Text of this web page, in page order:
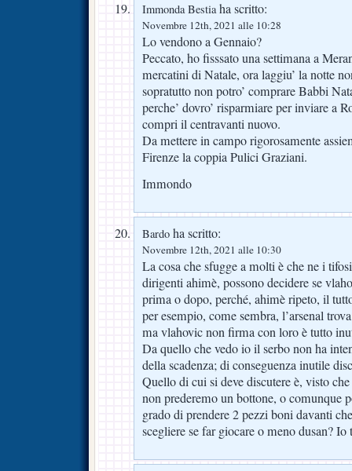
Immonda Bestiaha scritto:
Novembre 12th, 2021 alle 10:28
Lo vendono a Gennaio?
Peccato, ho fisssato una settimana a
mercatini di Natale, ora laggiu’ la notte
sopratutto non potro’ comprare Babbi
perche’ dovro’ risparmiare per inviare a
compri il centravanti nuovo.
Da mettere in campo rigorosamente
Firenze la coppia Pulici Graziani.
Immondo
Bardo ha scritto:
Novembre 12th, 2021 alle 10:30
La cosa che sfugge a molti è che ne i
dirigenti ahimè, possono decidere se
prima o dopo, perché, ahimè ripeto, il
per esempio, come sembra, l’arsenal
ma vlahovic non firma con loro è tutto
Da quello che vedo io il serbo non ha
della scadenza; di conseguenza inutile
Quello di cui si deve discutere è, visto
non prederemo un bottone, o comunque
grado di prendere 2 pezzi boni davanti
scegliere se far giocare o meno dusan?